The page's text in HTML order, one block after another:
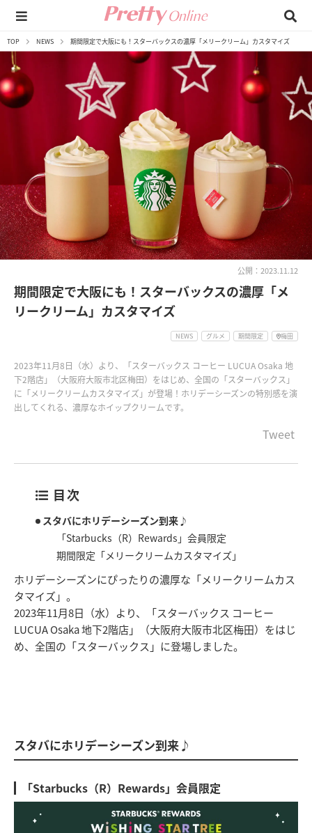
TOP NEWS 期間限定で大阪にも！スターバックスの濃厚「メリークリーム」カスタマイズ
公開：2023.11.12
期間限定で大阪にも！スターバックスの濃厚「メ
リークリーム」カスタマイズ
NEWS グルメ 期間限定 梅田
2023年11月8日（水）より、「スターバックス コーヒー LUCUA Osaka 地
下2階店」（大阪府大阪市北区梅田）をはじめ、全国の「スターバックス」
に「メリークリームカスタマイズ」が登場！ホリデーシーズンの特別感を演
出してくれる、濃厚なホイップクリームです。
Tweet
目次
スタバにホリデーシーズン到来♪
「Starbucks（R）Rewards」会員限定
期間限定「メリークリームカスタマイズ」
ホリデーシーズンにぴったりの濃厚な「メリークリームカス
タマイズ」。
2023年11月8日（水）より、「スターバックス コーヒー
LUCUA Osaka 地下2階店」（大阪府大阪市北区梅田）をはじ
め、全国の「スターバックス」に登場しました。
スタバにホリデーシーズン到来♪
「Starbucks（R）Rewards」会員限定